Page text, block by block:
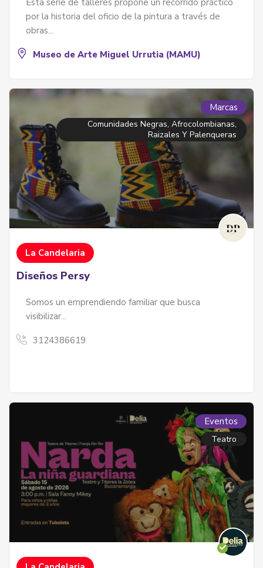
por la historia del oficio de la pintura a través de
obras...
Museo de Arte Miguel Urrutia (MAMU)
Marcas
Comunidades Negras, Afrocolombianas,
Raizales Y Palenqueras
La Candelaria
Diseños Persy
Somos un emprendiendo familiar que busca
visibilizar...
3124386619
Eventos
Teatro